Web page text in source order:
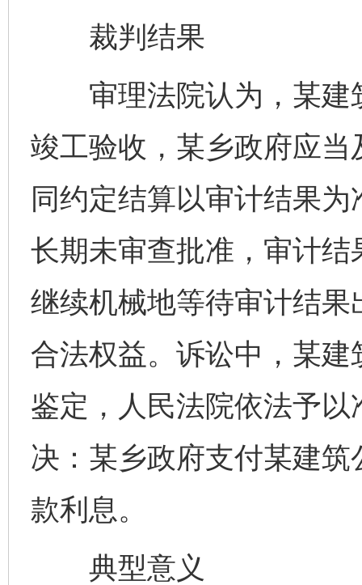
裁判结果
审理法院认为，某建
竣工验收，某乡政府应
同约定结算以审计结果
长期未审查批准，审计
继续机械地等待审计结
合法权益。诉讼中，某
鉴定，人民法院依法予
决：某乡政府支付某建
款利息。
典型意义